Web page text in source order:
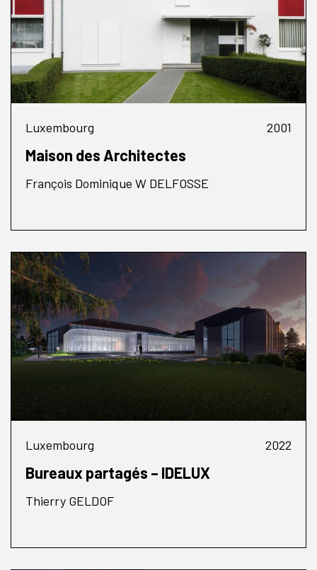
Luxembourg 2001
Maison des Architectes
François Dominique W DELFOSSE
Luxembourg 2022
Bureaux partagés – IDELUX
Thierry GELDOF